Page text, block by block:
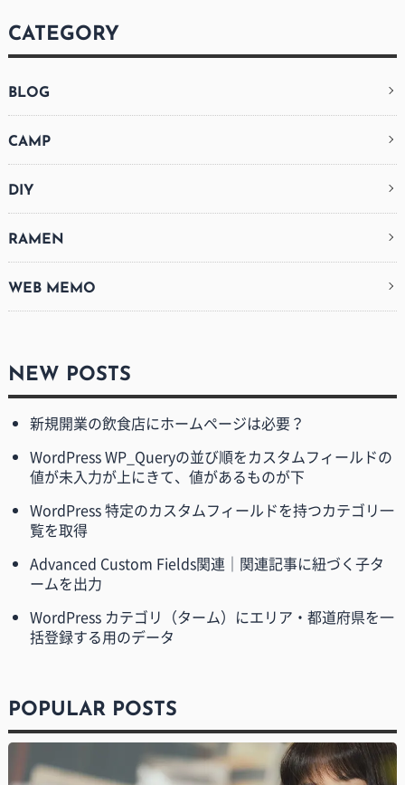
CATEGORY
BLOG
CAMP
DIY
RAMEN
WEB MEMO
NEW POSTS
新規開業の飲食店にホームページは必要？
WordPress WP_Queryの並び順をカスタムフィールドの
値が未入力が上にきて、値があるものが下
WordPress 特定のカスタムフィールドを持つカテゴリ一
覧を取得
Advanced Custom Fields関連｜関連記事に紐づく子タ
ームを出力
WordPress カテゴリ（ターム）にエリア・都道府県を一
括登録する用のデータ
POPULAR POSTS